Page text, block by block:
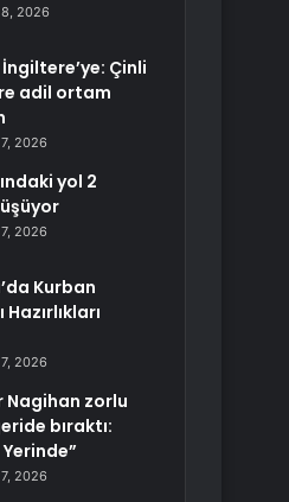
2026
İngiltere’ye: Çinli
adil ortam
2026
yol 2
2026
Kurban
Hazırlıkları
2026
Nagihan zorlu
bıraktı:
2026